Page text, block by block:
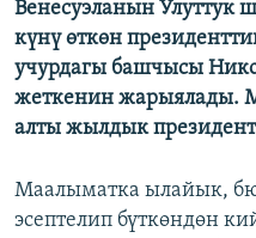
Венесуэланын
күнү өткөн
учурдагы башчысы
жеткенин жарыялады.
алты жылдык
Маалыматка ылайык,
эсептелип бүткөндөн